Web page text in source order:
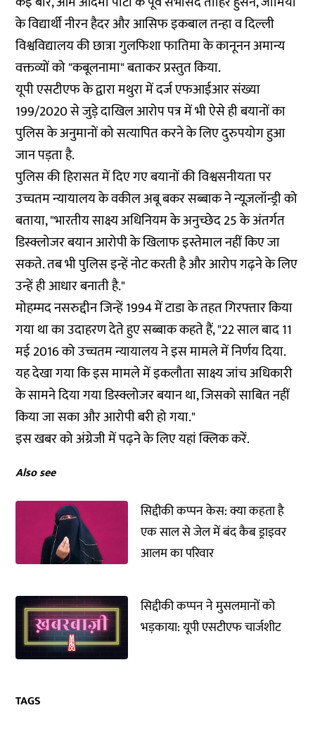
के विद्यार्थी नीरन हैदर और आसिफ इकबाल तन्हा व दिल्ली
विश्वविद्यालय की छात्रा गुलफिशा फातिमा के कानूनन अमान्य
वक्तव्यों को "कबूलनामा" बताकर प्रस्तुत किया.
यूपी एसटीएफ के द्वारा मथुरा में दर्ज एफआईआर संख्या
199/2020 से जुड़े दाखिल आरोप पत्र में भी ऐसे ही बयानों का
पुलिस के अनुमानों को सत्यापित करने के लिए दुरुपयोग हुआ
जान पड़ता है.
पुलिस की हिरासत में दिए गए बयानों की विश्वसनीयता पर
उच्चतम न्यायालय के वकील अबू बकर सब्बाक ने न्यूज़लॉन्ड्री को
बताया, "भारतीय साक्ष्य अधिनियम केअनुच्छेद 25के अंतर्गत
डिस्क्लोजर बयान आरोपी के खिलाफ इस्तेमाल नहीं किए जा
सकते. तब भी पुलिस इन्हें नोट करती है और आरोप गढ़ने के लिए
उन्हें ही आधार बनाती है."
मोहम्मद नसरुद्दीन जिन्हें 1994 में टाडा के तहत गिरफ्तार किया
गया था काउदाहरणदेते हुए सब्बाक कहते हैं, "22 साल बाद 11
मई 2016 को उच्चतम न्यायालय ने इस मामले में निर्णय दिया.
यह देखा गया कि इस मामले में इकलौता साक्ष्य जांच अधिकारी
के सामने दिया गया डिस्क्लोजर बयान था, जिसको साबित नहीं
किया जा सका और आरोपी बरी हो गया."
इस खबर को अंग्रेजी में पढ़ने के लिए यहांक्लिककरें.
Also see
सिद्दीकी कप्पन केस: क्या कहता है
एक साल से जेल में बंद कैब ड्राइवर
आलम का परिवार
सिद्दीकी कप्पन ने मुसलमानों को
भड़काया: यूपी एसटीएफ चार्जशीट
TAGS